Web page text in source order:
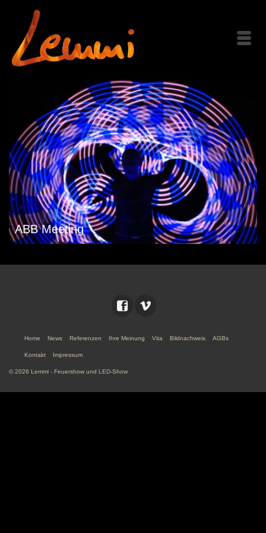
ABB Meeting
Home News Referenzen Ihre Meinung Vita Bildnachweis AGBs
Kontakt Impressum
© 2026 Lemmi - Feuershow und LED-Show